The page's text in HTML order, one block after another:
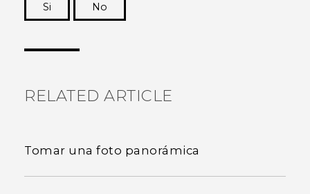
Si
No
RELATED ARTICLE
Tomar una foto panorámica